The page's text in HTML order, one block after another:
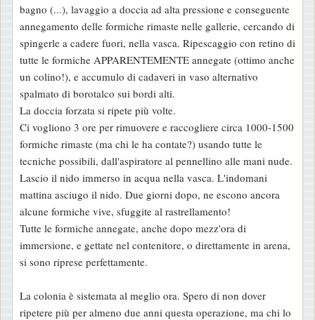
bagno (...), lavaggio a doccia ad alta pressione e conseguente
annegamento delle formiche rimaste nelle gallerie, cercando di
spingerle a cadere fuori, nella vasca. Ripescaggio con retino di
tutte le formiche APPARENTEMENTE annegate (ottimo anche
un colino!), e accumulo di cadaveri in vaso alternativo
spalmato di borotalco sui bordi alti.
La doccia forzata si ripete più volte.
Ci vogliono 3 ore per rimuovere e raccogliere circa 1000-1500
formiche rimaste (ma chi le ha contate?) usando tutte le
tecniche possibili, dall'aspiratore al pennellino alle mani nude.
Lascio il nido immerso in acqua nella vasca. L'indomani
mattina asciugo il nido. Due giorni dopo, ne escono ancora
alcune formiche vive, sfuggite al rastrellamento!
Tutte le formiche annegate, anche dopo mezz'ora di
immersione, e gettate nel contenitore, o direttamente in arena,
si sono riprese perfettamente.
La colonia è sistemata al meglio ora. Spero di non dover
ripetere più per almeno due anni questa operazione, ma chi lo